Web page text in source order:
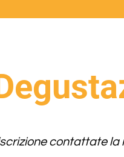
contattate la